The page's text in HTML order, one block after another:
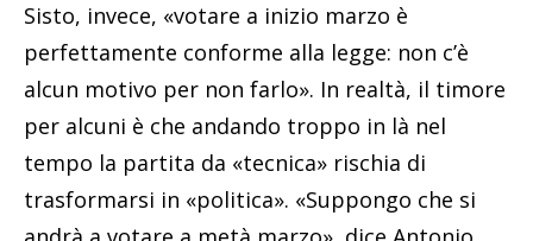
Sisto, invece, «votare a inizio marzo è
perfettamente conforme alla legge: non c’è
alcun motivo per non farlo». In realtà, il timore
per alcuni è che andando troppo in là nel
tempo la partita da «tecnica» rischia di
trasformarsi in «politica». «Suppongo che si